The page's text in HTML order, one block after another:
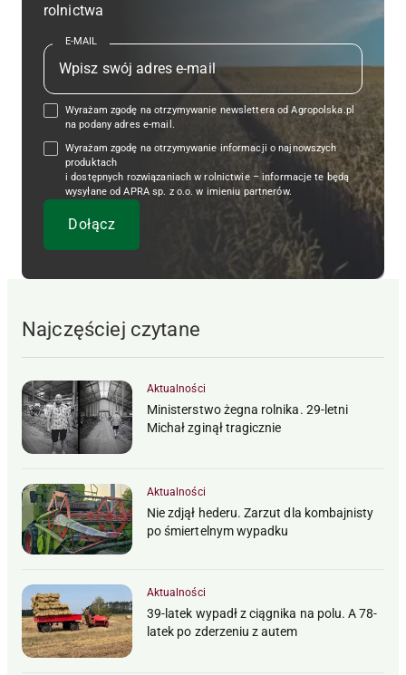
rolnictwa
E-MAIL
Wyrażam zgodę na otrzymywanie newslettera od Agropolska.pl
na podany adres e-mail.
Wyrażam zgodę na otrzymywanie informacji o najnowszych
produktach
i dostępnych rozwiązaniach w rolnictwie – informacje te będą
wysyłane od APRA sp. z o.o. w imieniu partnerów.
Najczęściej czytane
Aktualności
Ministerstwo żegna rolnika. 29-letni
Michał zginął tragicznie
Aktualności
Nie zdjął hederu. Zarzut dla kombajnisty
po śmiertelnym wypadku
Aktualności
39-latek wypadł z ciągnika na polu. A 78-
latek po zderzeniu z autem